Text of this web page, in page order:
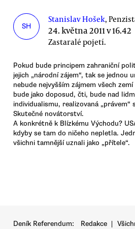
SH
Stanislav Hošek,
24. května 2011 v 16.42
Zastaralé pojetí.
Pokud bude principem zahraniční
jejich „národní zájem“, tak se jednou
nebude nejvyšším zájmem všech
bude jako doposud, čti, bude nad
individualismu, realizovaná „právem“
Skutečné novátorství.
A konkrétně k Blízkému Východu?
kdyby se tam do ničeho nepletla.
všichni tamnější uznali jako „přítele“.
Deník Referendum: Redakce |